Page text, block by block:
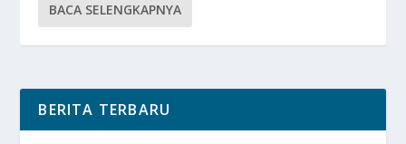
BACA SELENGKAPNYA
BERITA TERBARU